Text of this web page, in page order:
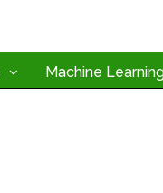
Machine